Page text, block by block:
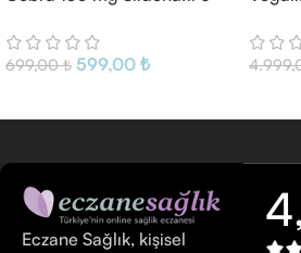
699,00₺ 599,00 ₺
Eczane Sağlık, kişisel